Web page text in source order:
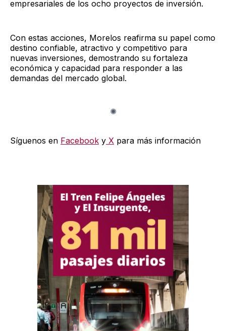
empresariales de los ocho proyectos de inversión.
Con estas acciones, Morelos reafirma su papel como
destino confiable, atractivo y competitivo para
nuevas inversiones, demostrando su fortaleza
económica y capacidad para responder a las
demandas del mercado global.
Síguenos en Facebook y X para más información